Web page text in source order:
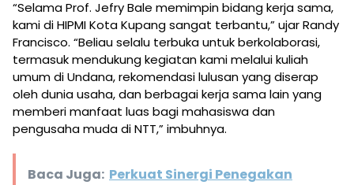
“Selama Prof. Jefry Bale memimpin bidang kerja sama,
kami di HIPMI Kota Kupang sangat terbantu,” ujar Randy
Francisco. “Beliau selalu terbuka untuk berkolaborasi,
termasuk mendukung kegiatan kami melalui kuliah
umum di Undana, rekomendasi lulusan yang diserap
oleh dunia usaha, dan berbagai kerja sama lain yang
memberi manfaat luas bagi mahasiswa dan
pengusaha muda di NTT,” imbuhnya.
Baca Juga: Perkuat Sinergi Penegakan